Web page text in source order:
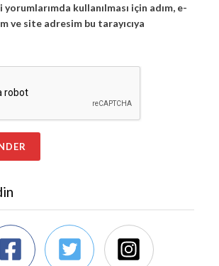
kullanılması için adım, e-
ve site adresim bu tarayıcıya